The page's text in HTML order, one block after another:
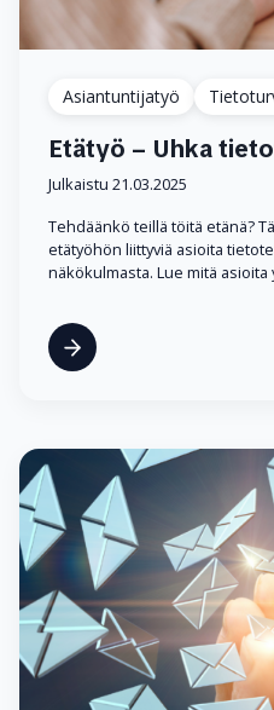
Asiantuntijatyö
Etätyö – Uhka
Julkaistu 21.03.2025
Tehdäänkö teillä töitä etänä?
etätyöhön liittyviä asioita
näkökulmasta. Lue mitä